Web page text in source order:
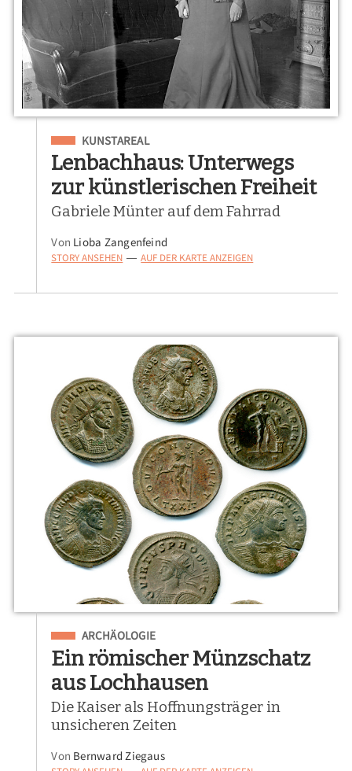
Eingeordnet unter
KUNSTAREAL
Lenbachhaus: Unterwegs
zur künstlerischen Freiheit
Gabriele Münter auf dem Fahrrad
Von Lioba Zangenfeind
STORY ANSEHEN — AUF DER KARTE ANZEIGEN
Eingeordnet unter
ARCHÄOLOGIE
Ein römischer Münzschatz
aus Lochhausen
Die Kaiser als Hoffnungsträger in
unsicheren Zeiten
Von Bernward Ziegaus